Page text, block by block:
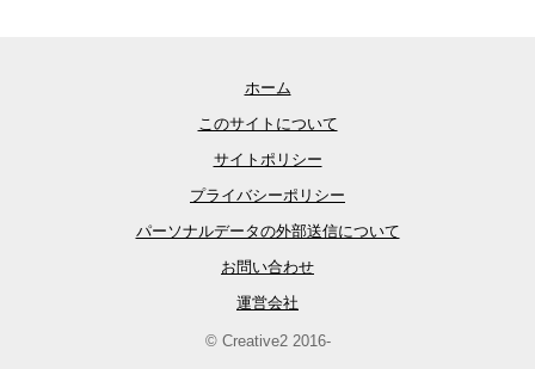
ホーム
このサイトについて
サイトポリシー
プライバシーポリシー
パーソナルデータの外部送信について
お問い合わせ
運営会社
© Creative2 2016-